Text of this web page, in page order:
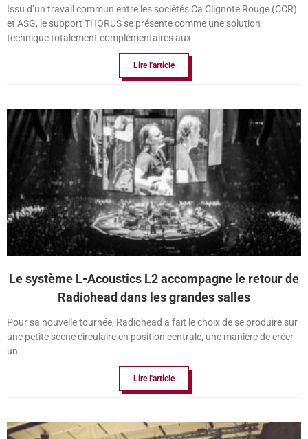
Issu d’un travail commun entre les sociétés Ca Clignote Rouge (CCR)
et ASG, le support THORUS se présente comme une solution
technique totalement complémentaires aux
Lire l'article
Le système L-Acoustics L2 accompagne le retour de
Radiohead dans les grandes salles
Pour sa nouvelle tournée, Radiohead a fait le choix de se produire sur
une petite scène circulaire en position centrale, une manière de créer
un
Lire l'article